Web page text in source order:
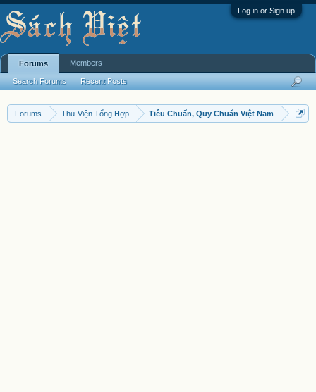
Log in or Sign up
Forums Thư Viện Tổng Hợp Tiêu Chuẩn, Quy Chuẩn Việt Nam
Forums
Search Forums Recent Posts
Members